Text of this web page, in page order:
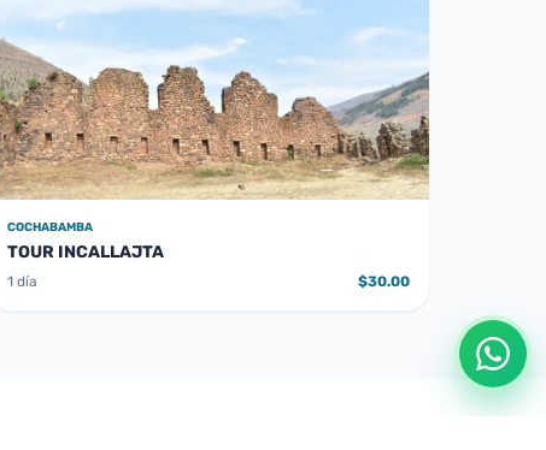
COCHABAMBA
TOUR INCALLAJTA
1 día $30.00